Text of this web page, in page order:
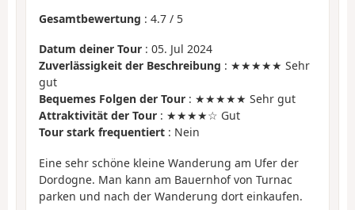
Gesamtbewertung : 4.7 / 5
Datum deiner Tour : 05. Jul 2024
Zuverlässigkeit der Beschreibung : ★★★★★ Sehr
gut
Bequemes Folgen der Tour : ★★★★★ Sehr gut
Attraktivität der Tour : ★★★★☆ Gut
Tour stark frequentiert : Nein
Eine sehr schöne kleine Wanderung am Ufer der
Dordogne. Man kann am Bauernhof von Turnac
parken und nach der Wanderung dort einkaufen.